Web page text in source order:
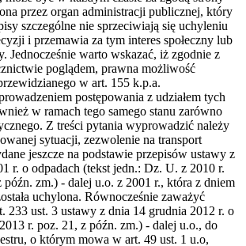
przez organ administracji publicznej, który
szczególne nie sprzeciwiają się uchyleniu
i przemawia za tym interes społeczny lub
Jednocześnie warto wskazać, iż zgodnie z
poglądem, prawna możliwość
w art. 155 k.p.a.
postępowania z udziałem tych
w ramach tego samego stanu zarówno
Z treści pytania wyprowadzić należy
sytuacji, zezwolenie na transport
jeszcze na podstawie przepisów ustawy z
r. o odpadach (tekst jedn.: Dz. U. z 2010 r.
zm.) - dalej u.o. z 2001 r., która z dniem
uchylona. Równocześnie zaważyć
233 ust. 3 ustawy z dnia 14 grudnia 2012 r. o
r. poz. 21, z późn. zm.) - dalej u.o., do
o którym mowa w art. 49 ust. 1 u.o,